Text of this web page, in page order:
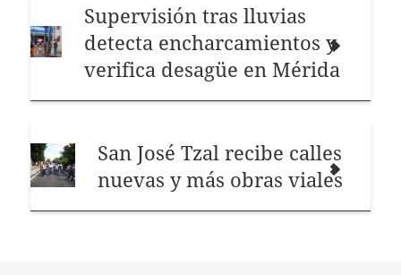
Supervisión tras lluvias
detecta encharcamientos y
verifica desagüe en Mérida
San José Tzal recibe calles
nuevas y más obras viales